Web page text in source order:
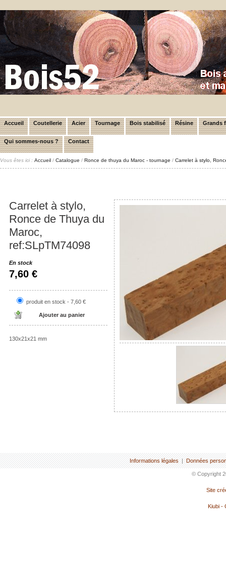
Accueil Coutellerie Acier Tournage Bois stabilisé Résine Grands
Qui sommes-nous ? Contact
Vous êtes ici : Accueil / Catalogue / Ronce de thuya du Maroc - tournage / Carrelet à stylo,
Carrelet à stylo,
Ronce de Thuya du
Maroc,
ref:SLpTM74098
En stock
7,60 €
produit en stock - 7,60 €
130x21x21 mm
Informations légales | Données
© Copyright
Site
Kiubi -